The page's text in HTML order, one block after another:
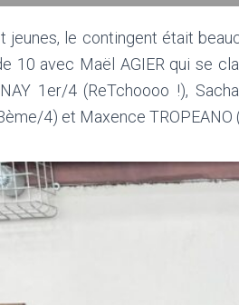
jeunes, le contingent était
10 avec Maël AGIER qui se
1er/4 (ReTchoooo !),
4) et Maxence TROPEANO